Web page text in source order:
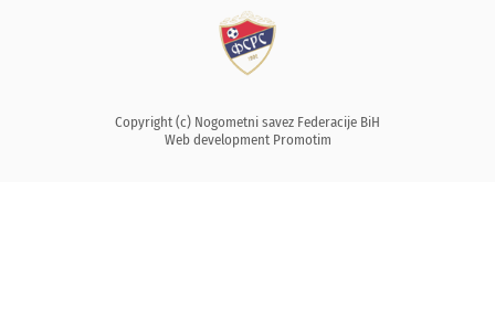
Copyright (c) Nogometni savez Federacije BiH
Web development Promotim